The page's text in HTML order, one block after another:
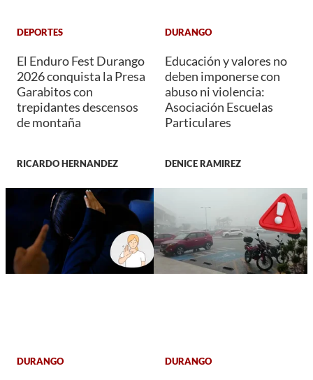
DEPORTES
El Enduro Fest Durango
2026 conquista la Presa
Garabitos con
trepidantes descensos
de montaña
RICARDO HERNANDEZ
DURANGO
Educación y valores no
deben imponerse con
abuso ni violencia:
Asociación Escuelas
Particulares
DENICE RAMIREZ
DURANGO DURANGO